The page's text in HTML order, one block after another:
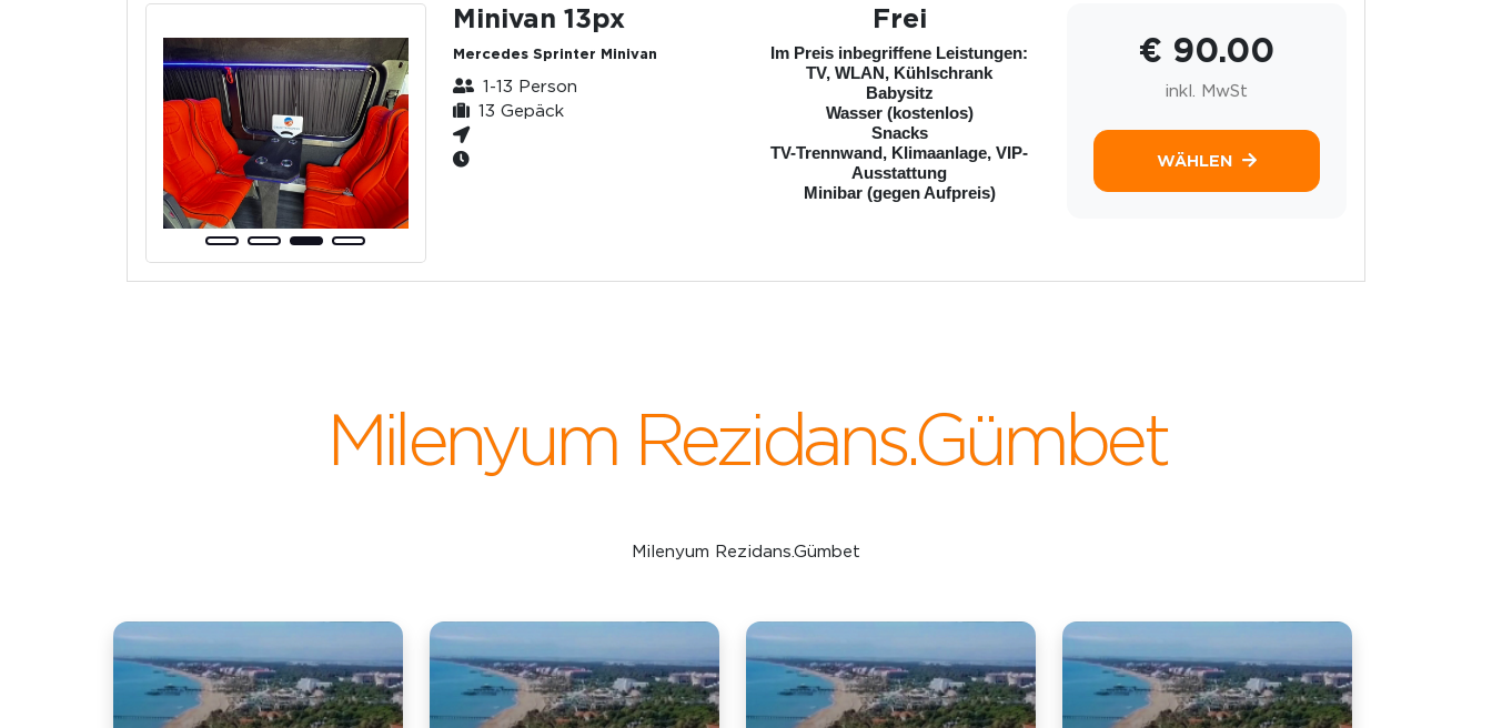
Minivan 13px
Mercedes Sprinter Minivan
1-13 Person
13 Gepäck
Frei
Im Preis inbegriffene Leistungen:
TV, WLAN, Kühlschrank
Babysitz
Wasser (kostenlos)
Snacks
TV-Trennwand, Klimaanlage, VIP-
Ausstattung
Minibar (gegen Aufpreis)
€ 90.00
inkl. MwSt
WÄHLEN
Milenyum Rezidans.Gümbet
Milenyum Rezidans.Gümbet